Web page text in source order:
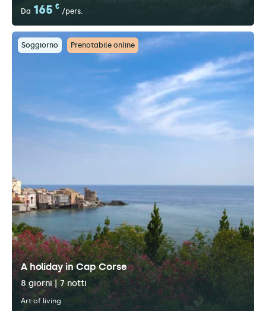
Da 165 €
/pers.
Soggiorno Prenotabile online
A holiday in Cap Corse
8 giorni | 7 notti
Art of living